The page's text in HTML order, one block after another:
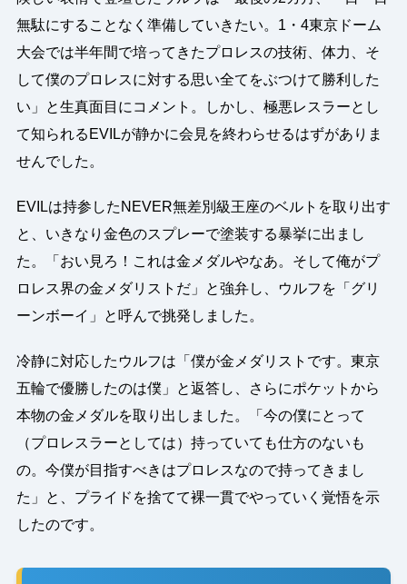
無駄にすることなく準備していきたい。1・4東京ドーム
大会では半年間で培ってきたプロレスの技術、体力、そ
して僕のプロレスに対する思い全てをぶつけて勝利した
い」と生真面目にコメント。しかし、極悪レスラーとし
て知られるEVILが静かに会見を終わらせるはずがありま
せんでした。
EVILは持参したNEVER無差別級王座のベルトを取り出す
と、いきなり金色のスプレーで塗装する暴挙に出まし
た。「おい見ろ！これは金メダルやなあ。そして俺がプ
ロレス界の金メダリストだ」と強弁し、ウルフを「グリ
ーンボーイ」と呼んで挑発しました。
冷静に対応したウルフは「僕が金メダリストです。東京
五輪で優勝したのは僕」と返答し、さらにポケットから
本物の金メダルを取り出しました。「今の僕にとって
（プロレスラーとしては）持っていても仕方のないも
の。今僕が目指すべきはプロレスなので持ってきまし
た」と、プライドを捨てて裸一貫でやっていく覚悟を示
したのです。